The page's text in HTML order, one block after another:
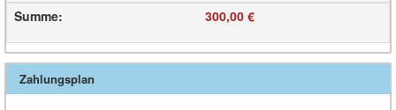
Summe: 300,00 €
Zahlungsplan